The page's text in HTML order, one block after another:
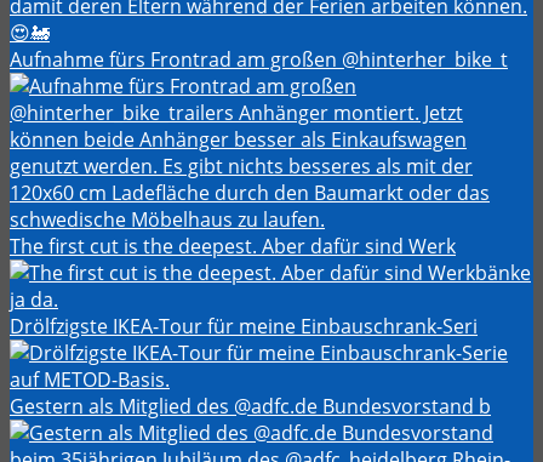
Aufnahme fürs Frontrad am großen @hinterher_bike_t
The first cut is the deepest. Aber dafür sind Werk
Drölfzigste IKEA-Tour für meine Einbauschrank-Seri
Gestern als Mitglied des @adfc.de Bundesvorstand b